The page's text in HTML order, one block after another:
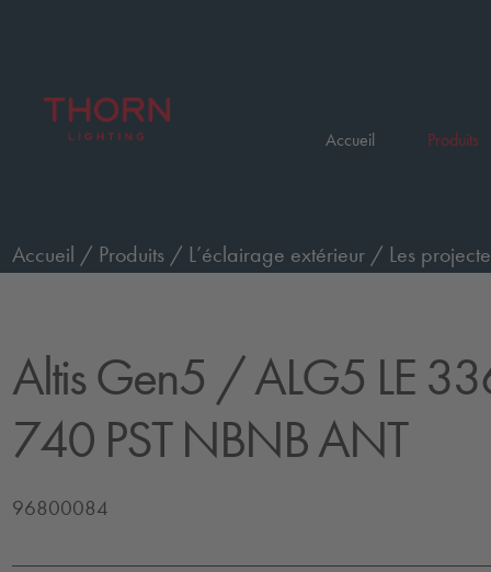
Accueil Produits
Accueil / Produits / L’éclairage extérieur / Les
Altis Gen5 / ALG5 LE
740 PST NBNB ANT
96800084